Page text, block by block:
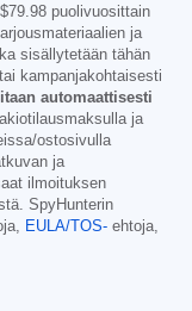
$79.98 puolivuosittain
ja
sisällytetään tähän
kampanjakohtaisesti
automaattisesti
ja
ostosivulla
ja
ilmoituksen
SpyHunterin
EULA/TOS- ehtoja,